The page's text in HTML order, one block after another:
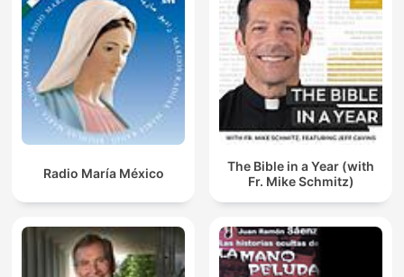
Radio María México
The Bible in a Year (with
Fr. Mike Schmitz)